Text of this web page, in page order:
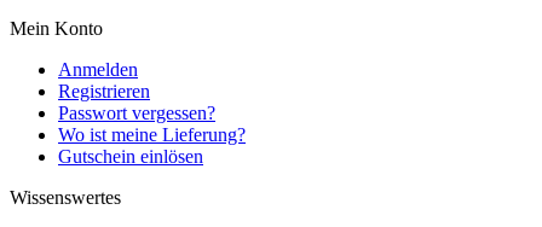
Mein Konto
Anmelden
Registrieren
Passwort vergessen?
Wo ist meine Lieferung?
Gutschein einlösen
Wissenswertes